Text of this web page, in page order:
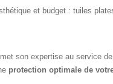
et budget : tuiles
son expertise au service
protection optimale de